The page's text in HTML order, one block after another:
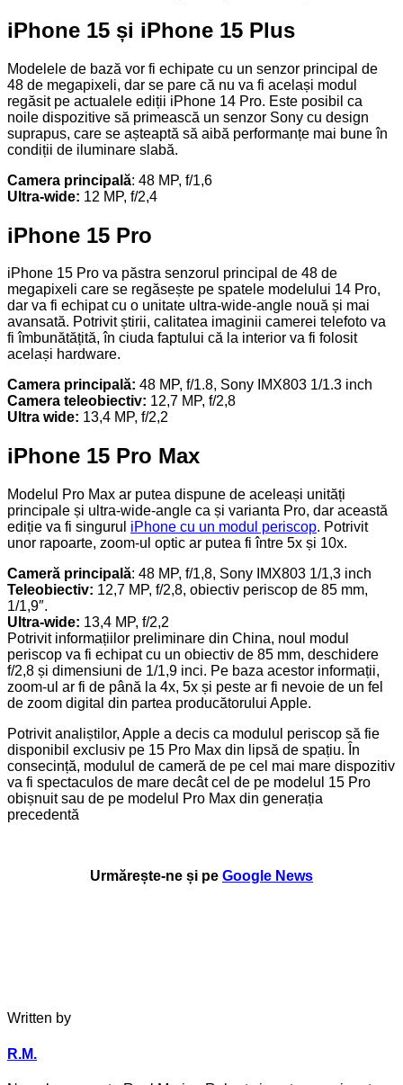
iPhone 15 și iPhone 15 Plus
Modelele de bază vor fi echipate cu un senzor principal de
48 de megapixeli, dar se pare că nu va fi același modul
regăsit pe actualele ediții iPhone 14 Pro. Este posibil ca
noile dispozitive să primească un senzor Sony cu design
suprapus, care se așteaptă să aibă performanțe mai bune în
condiții de iluminare slabă.
Camera principală: 48 MP, f/1,6
Ultra-wide: 12 MP, f/2,4
iPhone 15 Pro
iPhone 15 Pro va păstra senzorul principal de 48 de
megapixeli care se regăsește pe spatele modelului 14 Pro,
dar va fi echipat cu o unitate ultra-wide-angle nouă și mai
avansată. Potrivit știrii, calitatea imaginii camerei telefoto va
fi îmbunătățită, în ciuda faptului că la interior va fi folosit
același hardware.
Camera principală: 48 MP, f/1.8, Sony IMX803 1/1.3 inch
Camera teleobiectiv: 12,7 MP, f/2,8
Ultra wide: 13,4 MP, f/2,2
iPhone 15 Pro Max
Modelul Pro Max ar putea dispune de aceleași unități
principale și ultra-wide-angle ca și varianta Pro, dar această
ediție va fi singurul iPhone cu un modul periscop. Potrivit
unor rapoarte, zoom-ul optic ar putea fi între 5x și 10x.
Cameră principală: 48 MP, f/1,8, Sony IMX803 1/1,3 inch
Teleobiectiv: 12,7 MP, f/2,8, obiectiv periscop de 85 mm,
1/1,9″.
Ultra-wide: 13,4 MP, f/2,2
Potrivit informațiilor preliminare din China, noul modul
periscop va fi echipat cu un obiectiv de 85 mm, deschidere
f/2,8 și dimensiuni de 1/1,9 inci. Pe baza acestor informații,
zoom-ul ar fi de până la 4x, 5x și peste ar fi nevoie de un fel
de zoom digital din partea producătorului Apple.
Potrivit analiștilor, Apple a decis ca modulul periscop să fie
disponibil exclusiv pe 15 Pro Max din lipsă de spațiu. În
consecință, modulul de cameră de pe cel mai mare dispozitiv
va fi spectaculos de mare decât cel de pe modelul 15 Pro
obișnuit sau de pe modelul Pro Max din generația
precedentă
Urmărește-ne și pe Google News
Written by
R.M.